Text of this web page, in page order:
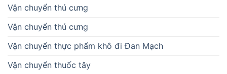
Vận chuyển thú cưng
Vận chuyển thú cưng
Vận chuyển thực phẩm khô đi Đan Mạch
Vận chuyển thuốc tây